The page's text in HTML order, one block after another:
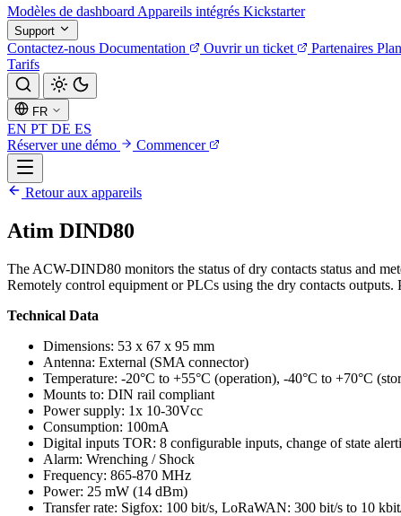
Modèles de dashboard Appareils intégrés Kickstarter
Support
Contactez-nous Documentation Ouvrir un ticket Partenaires
Tarifs
FR
EN PT DE ES
Réserver une démo
Commencer
Retour aux appareils
Atim DIND80
The ACW-DIND80 monitors the status of dry contacts status and
Remotely control equipment or PLCs using the dry contacts
Technical Data
Dimensions: 53 x 67 x 95 mm
Antenna: External (SMA connector)
Temperature: -20°C to +55°C (operation), -40°C to +70°C
Mounts to: DIN rail compliant
Power supply: 1x 10-30Vcc
Consumption: 100mA
Digital inputs TOR: 8 configurable inputs, change of state
Alarm: Wrenching / Shock
Frequency: 865-870 MHz
Power: 25 mW (14 dBm)
Transfer rate: Sigfox: 100 bit/s, LoRaWAN: 300 bit/s to 10